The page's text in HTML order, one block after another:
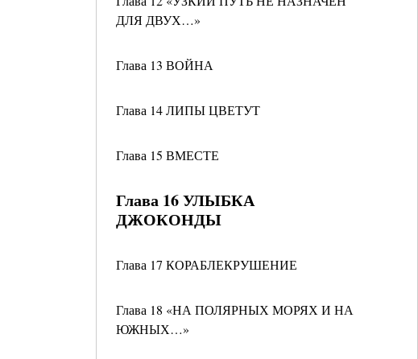
ДЛЯ ДВУХ…»
Глава 13 ВОЙНА
Глава 14 ЛИПЫ ЦВЕТУТ
Глава 15 ВМЕСТЕ
Глава 16 УЛЫБКА
ДЖОКОНДЫ
Глава 17 КОРАБЛЕКРУШЕНИЕ
Глава 18 «НА ПОЛЯРНЫХ МОРЯХ И НА
ЮЖНЫХ…»